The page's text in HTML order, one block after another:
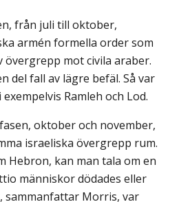
från juli till oktober,
armén formella order som
mot civila araber.
del fall av lägre befäl. Så var
Ramleh och Lod.
oktober och november,
israeliska övergrepp rum.
Hebron, kan man tala om en
människor dödades eller
sammanfattar Morris, var